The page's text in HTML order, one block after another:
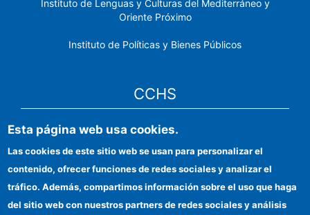
Instituto de Lenguas y Culturas del Mediterráneo y
Oriente Próximo
Instituto de Políticas y Bienes Públicos
CCHS
Sede electrónica CSIC
Identidad institucional
Información para proveedores
Ayudas FEDER
Esta página web usa cookies.
Las cookies de este sitio web se usan para personalizar el
contenido, ofrecer funciones de redes sociales y analizar el
tráfico. Además, compartimos información sobre el uso que haga
del sitio web con nuestros partners de redes sociales y análisis